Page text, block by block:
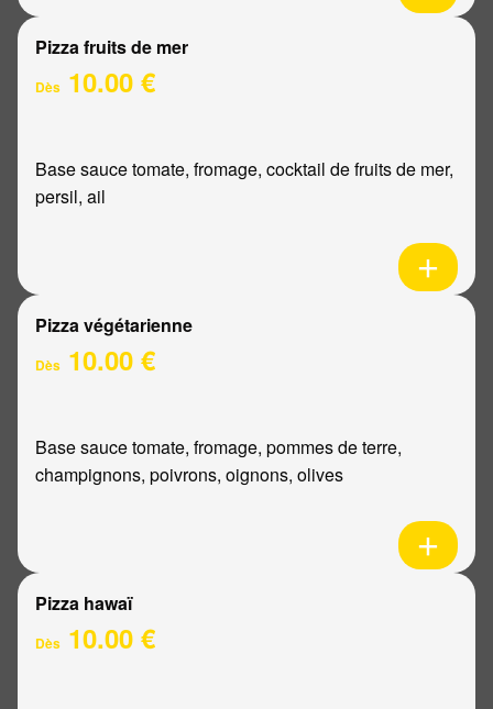
Pizza fruits de mer
Dès 10.00 €
Base sauce tomate, fromage, cocktail de fruits de mer,
persil, ail
Pizza végétarienne
Dès 10.00 €
Base sauce tomate, fromage, pommes de terre,
champignons, poivrons, oignons, olives
Pizza hawaï
Dès 10.00 €